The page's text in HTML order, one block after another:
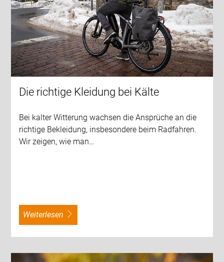
Die richtige Kleidung bei Kälte
Bei kalter Witterung wachsen die Ansprüche an die
richtige Bekleidung, insbesondere beim Radfahren.
Wir zeigen, wie man…
weiterlesen